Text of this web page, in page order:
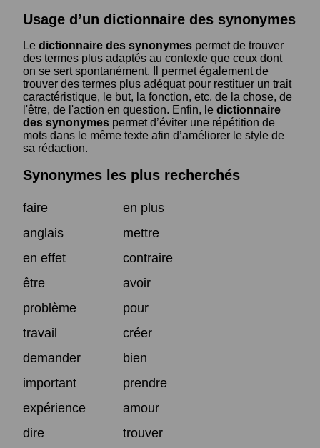
Usage d’un dictionnaire des synonymes
Le dictionnaire des synonymes permet de trouver
des termes plus adaptés au contexte que ceux dont
on se sert spontanément. Il permet également de
trouver des termes plus adéquat pour restituer un trait
caractéristique, le but, la fonction, etc. de la chose, de
l'être, de l'action en question. Enfin, le dictionnaire
des synonymes permet d’éviter une répétition de
mots dans le même texte afin d’améliorer le style de
sa rédaction.
Synonymes les plus recherchés
faire
en plus
anglais
mettre
en effet
contraire
être
avoir
problème
pour
travail
créer
demander
bien
important
prendre
expérience
amour
dire
trouver